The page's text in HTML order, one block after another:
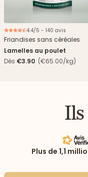
4.4/5 - 140 avis
Friandises sans céréales
Lamelles au poulet
Dès €3.90 (€65.00/kg)
Plus de 1,1